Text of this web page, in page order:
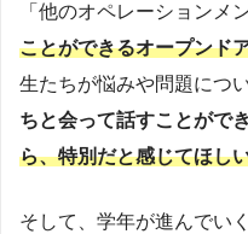
「他のオペレーションメ
ことができるオープンド
生たちが悩みや問題につ
ちと会って話すことがで
ら、特別だと感じてほし
そして、学年が進んでい